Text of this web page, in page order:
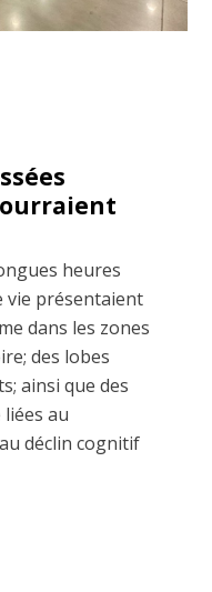
heures
vie présentaient
dans les zones
des lobes
ainsi que des
au
déclin cognitif